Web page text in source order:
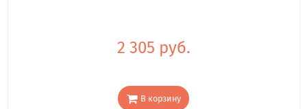
2 305 руб.
В корзину